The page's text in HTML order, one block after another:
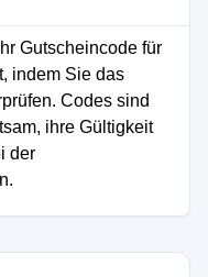
Gutscheincode für
indem Sie das
Codes sind
ihre Gültigkeit
der